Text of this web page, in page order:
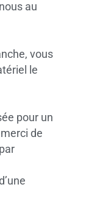
au
vous
le
pour un
merci de